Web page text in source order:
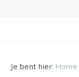
Je bent hier: Home